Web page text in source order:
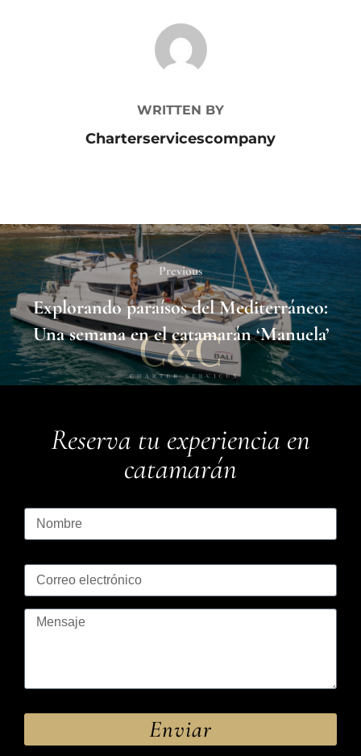
POST AUTHOR
WRITTEN BY
Charterservicescompany
Previous
Explorando paraísos del Mediterráneo:
Una semana en el catamarán ‘Manuela’
Reserva tu experiencia en
catamarán
Enviar